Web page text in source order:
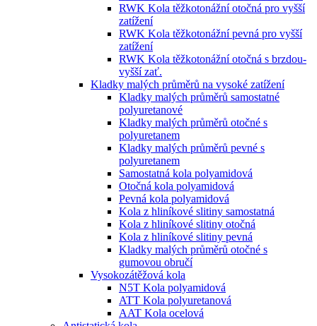
RWK Kola těžkotonážní otočná pro vyšší
zatížení
RWK Kola těžkotonážní pevná pro vyšší
zatížení
RWK Kola těžkotonážní otočná s brzdou-
vyšší zať.
Kladky malých průměrů na vysoké zatížení
Kladky malých průměrů samostatné
polyuretanové
Kladky malých průměrů otočné s
polyuretanem
Kladky malých průměrů pevné s
polyuretanem
Samostatná kola polyamidová
Otočná kola polyamidová
Pevná kola polyamidová
Kola z hliníkové slitiny samostatná
Kola z hliníkové slitiny otočná
Kola z hliníkové slitiny pevná
Kladky malých průměrů otočné s
gumovou obručí
Vysokozátěžová kola
N5T Kola polyamidová
ATT Kola polyuretanová
AAT Kola ocelová